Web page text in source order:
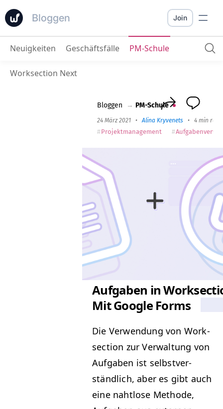
Bloggen
Aufgaben in Worksection sammeln Mit Google Forms
Join
Neuigkeiten Geschäftsfälle PM-Schule
Worksection Next
Bloggen → PM-Schule
24 März 2021 •Alina Kryvenets • 4 min read
Projektmanagement
Aufgaben in
Mit Google Forms
Die Ver­wen­dung von Work­
sec­tion zur Ver­wal­tung von
Auf­gaben ist selb­stver­
ständlich, aber es gibt auch
eine naht­lose Meth­ode,